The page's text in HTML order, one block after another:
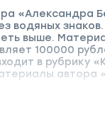
«Александра
водяных
выше.
100000
в рубрику